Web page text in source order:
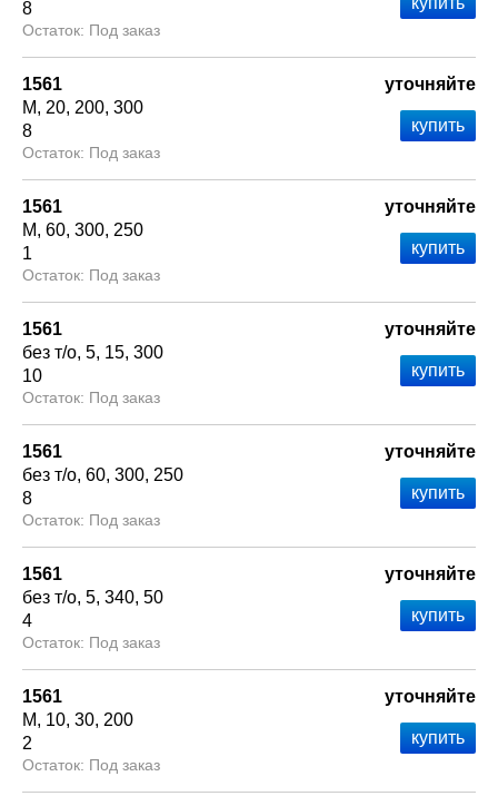
8
Под заказ
1561
М
20 200 300
8
Под заказ
уточняйте
1561
М 60 300 250
1
Под заказ
уточняйте
1561
без т/о 5 15 300
10
Под заказ
уточняйте
1561
без т/о 60 300 250
8
Под заказ
уточняйте
1561
без т/о 5 340 50
4
Под заказ
уточняйте
1561
М
10 30 200
2
Под заказ
уточняйте